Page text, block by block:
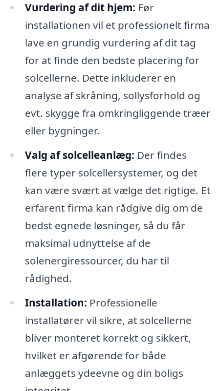
Vurdering af dit hjem: Før
installationen vil et professionelt firma
lave en grundig vurdering af dit tag
for at finde den bedste placering for
solcellerne. Dette inkluderer en
analyse af skråning, sollysforhold og
evt. skygge fra omkringliggende træer
eller bygninger.
Valg af solcelleanlæg: Der findes
flere typer solcellersystemer, og det
kan være svært at vælge det rigtige. Et
erfarent firma kan rådgive dig om de
bedst egnede løsninger, så du får
maksimal udnyttelse af de
solenergiressourcer, du har til
rådighed.
Installation: Professionelle
installatører vil sikre, at solcellerne
bliver monteret korrekt og sikkert,
hvilket er afgørende for både
anlæggets ydeevne og din boligs